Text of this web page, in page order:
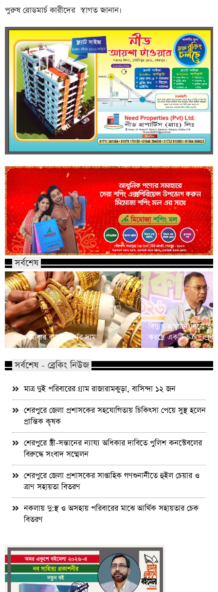
পুরুষ রোডমার্চ কারীদের স্বাগত জানান।
সর্বশেষ
দেশে আবার বাড়ল স্বর্ণের দাম
বিদ্যুৎ-জ্বালানি নিয়ে
করছে একটি চক্র :
সর্বশেষ - ব্রেকিং নিউজ
মাত্র দুই পরিবারের গ্রাম রাজারামকুড়া, বাসিন্দা ১২ জন
শেরপুরে জেলা প্রশাসকের সহযোগিতায় চিকিৎসা পেয়ে সুস্থ হলেন
প্রান্তিক কৃষক
শেরপুরে স্ত্রী-সন্তানের ন্যায্য অধিকার দাবিতে পুলিশ কনস্টেবলের
বিরুদ্ধে সংবাদ সম্মেলন
শেরপুরে জেলা প্রশাসকের সাপ্তাহিক গণশুনানীতে হুইল চেয়ার ও
ত্রাণ সহায়তা বিতরণ
নকলায় দু:স্থ ও অসহায় পরিবারের মাঝে আর্থিক সহায়তার চেক
বিতরণ